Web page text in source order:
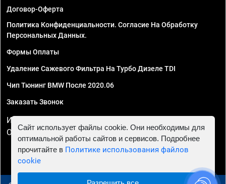
Договор-Оферта
Политика Конфиденциальности. Согласие На Обработку
Персональных Данных.
Формы Оплаты
Удаление Сажевого Фильтра На Турбо Дизеле TDI
Чип Тюнинг BMW После 2020.06
Заказать Звонок
ИП Смирнов Георгий Павлович. ИНН 781302555843,
ОГРНИП 324470400032610
Сайт использует файлы cookie. Они необходимы для
оптимальной работы сайтов и сервисов. Подробнее
прочитайте в Политике использования файлов
cookie